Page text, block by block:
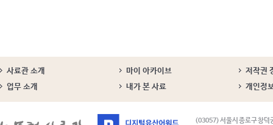
사료관 소개 마이 아카이브
저작권
업무 소개
내가 본 사료 개인정
(03057) 서울시 종로구 창덕